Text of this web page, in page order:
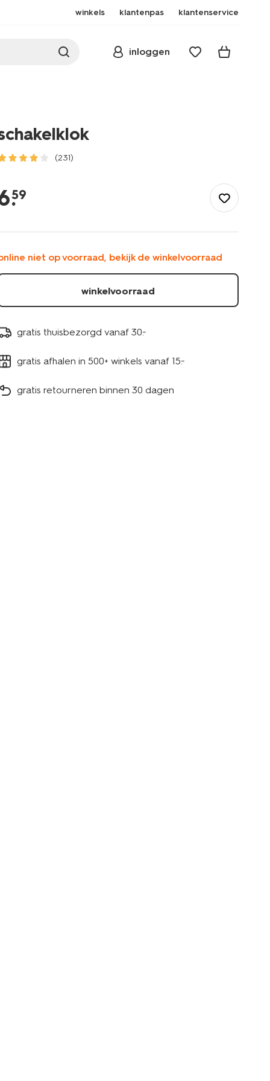
winkels klantenpas klantenservice
inloggen
(231)
.
59
niet op voorraad, bekijk de winkelvoorraad
winkelvoorraad
gratis thuisbezorgd vanaf 30.-
gratis afhalen in 500+ winkels vanaf 15.-
gratis retourneren binnen 30 dagen